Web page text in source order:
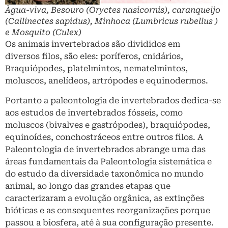
Àgua-viva, Besouro (Oryctes nasicornis), caranqueijo
(Callinectes sapidus), Minhoca (Lumbricus rubellus )
e Mosquito (Culex)
Os animais invertebrados são divididos em
diversos filos, são eles: poríferos, cnidários,
Braquiópodes, platelmintos, nematelmintos,
moluscos, anelídeos, artrópodes e equinodermos.
Portanto a paleontologia de invertebrados dedica-se
aos estudos de invertebrados fósseis, como
moluscos (bivalves e gastrópodes), braquiópodes,
equinoídes, conchostráceos entre outros filos. A
Paleontologia de invertebrados abrange uma das
áreas fundamentais da Paleontologia sistemática e
do estudo da diversidade taxonômica no mundo
animal, ao longo das grandes etapas que
caracterizaram a evolução orgânica, as extinções
bióticas e as consequentes reorganizações porque
passou a biosfera, até à sua configuração presente.